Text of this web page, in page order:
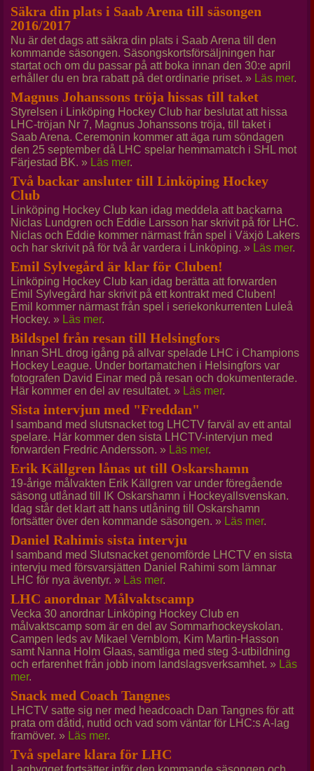
Säkra din plats i Saab Arena till säsongen
2016/2017
Nu är det dags att säkra din plats i Saab Arena till den
kommande säsongen. Säsongskortsförsäljningen har
startat och om du passar på att boka innan den 30:e april
erhåller du en bra rabatt på det ordinarie priset. » Läs mer.
Magnus Johanssons tröja hissas till taket
Styrelsen i Linköping Hockey Club har beslutat att hissa
LHC-tröjan Nr 7, Magnus Johanssons tröja, till taket i
Saab Arena. Ceremonin kommer att äga rum söndagen
den 25 september då LHC spelar hemmamatch i SHL mot
Färjestad BK. » Läs mer.
Två backar ansluter till Linköping Hockey
Club
Linköping Hockey Club kan idag meddela att backarna
Niclas Lundgren och Eddie Larsson har skrivit på för LHC.
Niclas och Eddie kommer närmast från spel i Växjö Lakers
och har skrivit på för två år vardera i Linköping. » Läs mer.
Emil Sylvegård är klar för Cluben!
Linköping Hockey Club kan idag berätta att forwarden
Emil Sylvegård har skrivit på ett kontrakt med Cluben!
Emil kommer närmast från spel i seriekonkurrenten Luleå
Hockey. » Läs mer.
Bildspel från resan till Helsingfors
Innan SHL drog igång på allvar spelade LHC i Champions
Hockey League. Under bortamatchen i Helsingfors var
fotografen David Einar med på resan och dokumenterade.
Här kommer en del av resultatet. » Läs mer.
Sista intervjun med "Freddan"
I samband med slutsnacket tog LHCTV farväl av ett antal
spelare. Här kommer den sista LHCTV-intervjun med
forwarden Fredric Andersson. » Läs mer.
Erik Källgren lånas ut till Oskarshamn
19-årige målvakten Erik Källgren var under föregående
säsong utlånad till IK Oskarshamn i Hockeyallsvenskan.
Idag står det klart att hans utlåning till Oskarshamn
fortsätter över den kommande säsongen. » Läs mer.
Daniel Rahimis sista intervju
I samband med Slutsnacket genomförde LHCTV en sista
intervju med försvarsjätten Daniel Rahimi som lämnar
LHC för nya äventyr. » Läs mer.
LHC anordnar Målvaktscamp
Vecka 30 anordnar Linköping Hockey Club en
målvaktscamp som är en del av Sommarhockeyskolan.
Campen leds av Mikael Vernblom, Kim Martin-Hasson
samt Nanna Holm Glaas, samtliga med steg 3-utbildning
och erfarenhet från jobb inom landslagsverksamhet. » Läs
mer.
Snack med Coach Tangnes
LHCTV satte sig ner med headcoach Dan Tangnes för att
prata om dåtid, nutid och vad som väntar för LHC:s A-lag
framöver. » Läs mer.
Två spelare klara för LHC